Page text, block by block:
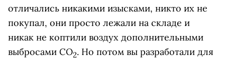
отличались никакими изысками, никто их не
покупал, они просто лежали на складе и
никак не коптили воздух дополнительными
выбросами СО2. Но потом вы разработали для